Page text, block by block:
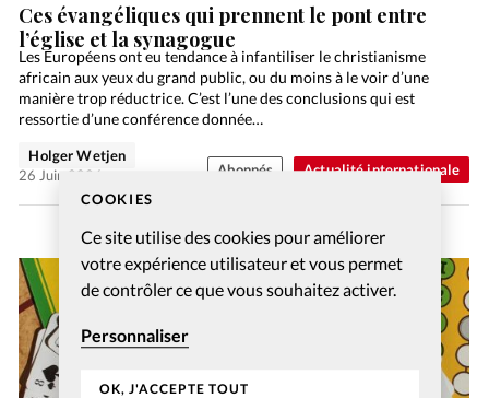
COOKIES
Ce site utilise des cookies pour améliorer
votre expérience utilisateur et vous permet
de contrôler ce que vous souhaitez activer.
Personnaliser
OK, J'ACCEPTE TOUT
Actualité internationale
Ces évangéliques qui prennent le pont entre
l’église et la synagogue
Les Européens ont eu tendance à infantiliser le christianisme
africain aux yeux du grand public, ou du moins à le voir d’une
manière trop réductrice. C’est l’une des conclusions qui est
ressortie d’une conférence donnée…
Holger Wetjen
26 Juin 2026
Abonnés